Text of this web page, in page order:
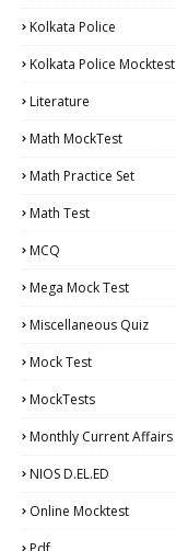
Kolkata Police
Kolkata Police Mocktest
Literature
Math MockTest
Math Practice Set
Math Test
MCQ
Mega Mock Test
Miscellaneous Quiz
Mock Test
MockTests
Monthly Current Affairs
NIOS D.EL.ED
Online Mocktest